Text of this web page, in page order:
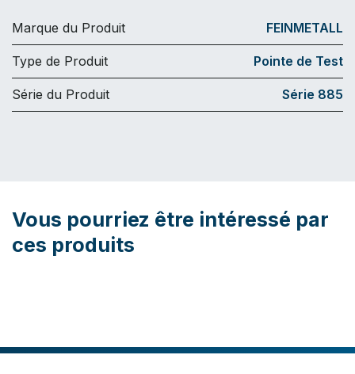
Marque du Produit FEINMETALL
Type de Produit Pointe de Test
Série du Produit Série 885
Vous pourriez être intéressé par
ces produits